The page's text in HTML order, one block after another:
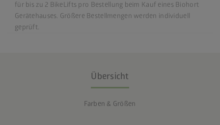
für bis zu 2 BikeLifts pro Bestellung beim Kauf eines Biohort
Gerätehauses. Größere Bestellmengen werden individuell
geprüft.
Übersicht
Farben & Größen